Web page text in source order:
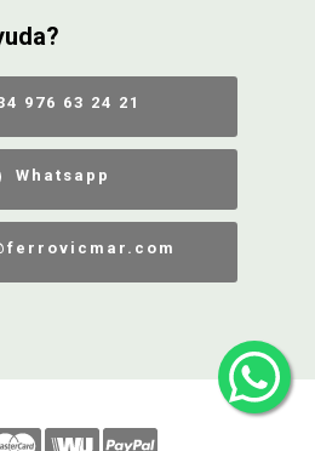
976 63 24 21
Whatsapp